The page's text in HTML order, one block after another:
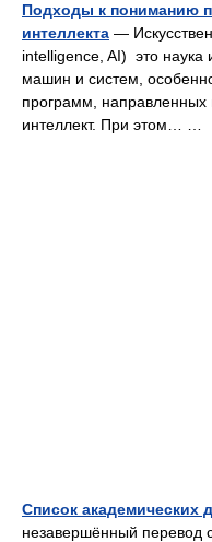
Подходы к пониманию
интеллекта —
intelligence, AI) это наука
машин и систем,
программ, направленных
интеллект. При этом… …
Список академических
незавершённый перевод